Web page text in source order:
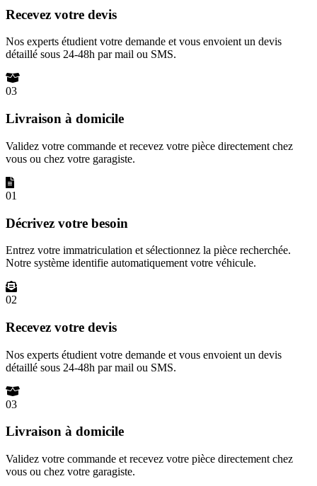
Recevez votre devis
Nos experts étudient votre demande et vous envoient un devis
détaillé sous 24-48h par mail ou SMS.
03
Livraison à domicile
Validez votre commande et recevez votre pièce directement chez
vous ou chez votre garagiste.
01
Décrivez votre besoin
Entrez votre immatriculation et sélectionnez la pièce recherchée.
Notre système identifie automatiquement votre véhicule.
02
Recevez votre devis
Nos experts étudient votre demande et vous envoient un devis
détaillé sous 24-48h par mail ou SMS.
03
Livraison à domicile
Validez votre commande et recevez votre pièce directement chez
vous ou chez votre garagiste.